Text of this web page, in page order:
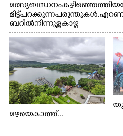
മത്സ്യബന്ധനം കഴിഞ്ഞെത്തിയ
മിട്ട് പറക്കുന്ന പരുന്തുകൾ.
ബറിൽ നിന്നുള്ള കാഴ്ച
മഴയെകാത്ത്...